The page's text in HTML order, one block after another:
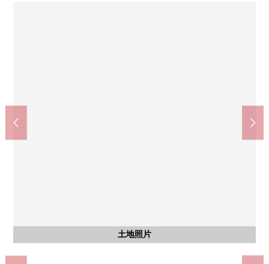
土地照片
土地照片
土地照片
土地照片
含有前面道路的外觀
春日井市立出川小學(約1200m)
步行15分鐘。
春日井市立南城中學(約2600m)
步行33分鐘。